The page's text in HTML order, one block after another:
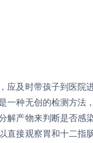
应及时带孩子到医院
一种无创的检测方法
解产物来判断是否感
直接观察胃和十二指